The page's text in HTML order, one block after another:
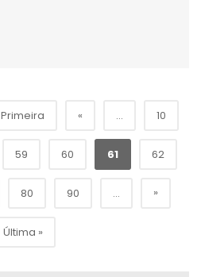
Primeira « ... 10
59 60 61 62
80 90 ... »
Última »